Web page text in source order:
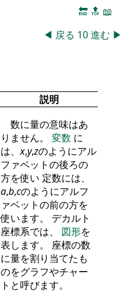
🔚 🔝 📖
◀ 戻る 10進む ▶
説明
数に量の意味はあ
りません。 変数 に
は、x,y,zのようにアル
ファベットの後ろの
方を使い 定数には、
a,b,cのようにアルフ
ァベットの前の方を
使います。 デカルト
座標系では、 図形を
表します。 座標の数
に量を割り当てたも
のをグラフやチャー
トと呼びます。